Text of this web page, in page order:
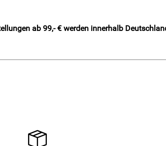
ab 99,- € werden innerhalb